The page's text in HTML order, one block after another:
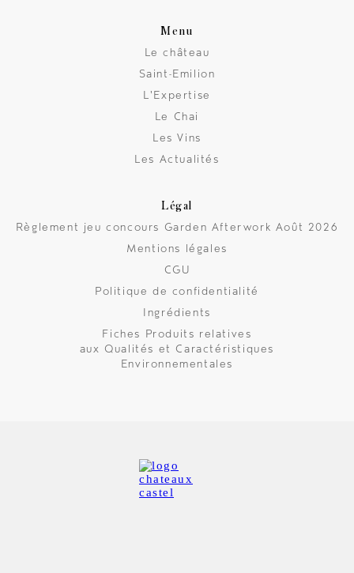
Menu
Le château
Saint-Emilion
L'Expertise
Le Chai
Les Vins
Les Actualités
Légal
Règlement jeu concours Garden Afterwork Août 2026
Mentions légales
CGU
Politique de confidentialité
Ingrédients
Fiches Produits relatives
aux Qualités et Caractéristiques
Environnementales